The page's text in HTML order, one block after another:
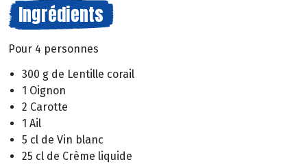
Ingrédients
Pour 4 personnes
300 g de Lentille corail
1 Oignon
2 Carotte
1 Ail
5 cl de Vin blanc
25 cl de Crème liquide